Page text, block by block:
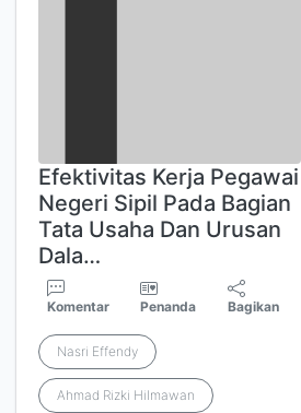
Efektivitas Kerja Pegawai
Negeri Sipil Pada Bagian
Tata Usaha Dan Urusan
Dala…
Komentar Penanda Bagikan
Nasri Effendy
Ahmad Rizki Hilmawan